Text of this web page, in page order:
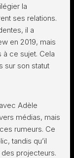
la
ses relations.
il a
en 2019, mais
à ce sujet. Cela
sur son statut
Adèle
médias, mais
rumeurs. Ce
tandis qu’il
des projecteurs.